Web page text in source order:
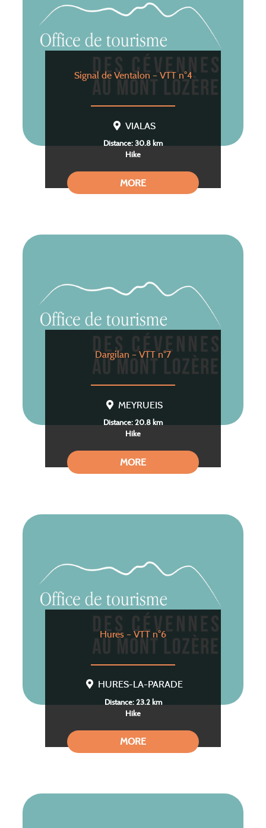
Signal de Ventalon – VTT n°4
VIALAS
Distance: 30.8 km
Hike
MORE
Dargilan – VTT n°7
MEYRUEIS
Distance: 20.8 km
Hike
MORE
Hures – VTT n°6
HURES-LA-PARADE
Distance: 23.2 km
Hike
MORE